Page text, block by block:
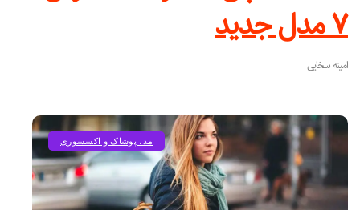
۷ مدل جدید
امینه سخایی
مد، پوشاک و اکسسوری